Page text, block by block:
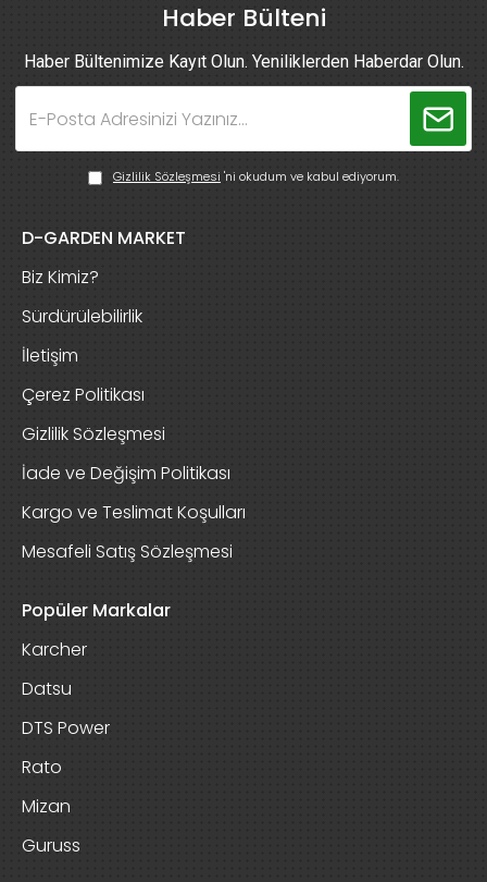
Haber Bülteni
Haber Bültenimize Kayıt Olun. Yeniliklerden Haberdar Olun.
Gizlilik Sözleşmesi 'ni okudum ve kabul ediyorum.
D-GARDEN MARKET
Biz Kimiz?
Sürdürülebilirlik
İletişim
Çerez Politikası
Gizlilik Sözleşmesi
İade ve Değişim Politikası
Kargo ve Teslimat Koşulları
Mesafeli Satış Sözleşmesi
Popüler Markalar
Karcher
Datsu
DTS Power
Rato
Mizan
Guruss